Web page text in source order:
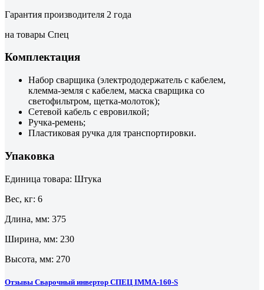
Гарантия производителя 2 года
на товары Спец
Комплектация
Набор сварщика (электрододержатель с кабелем,
клемма-земля с кабелем, маска сварщика со
светофильтром, щетка-молоток);
Сетевой кабель с евровилкой;
Ручка-ремень;
Пластиковая ручка для транспортировки.
Упаковка
Единица товара: Штука
Вес, кг: 6
Длина, мм: 375
Ширина, мм: 230
Высота, мм: 270
Отзывы Сварочный инвертор СПЕЦ IMMA-160-S